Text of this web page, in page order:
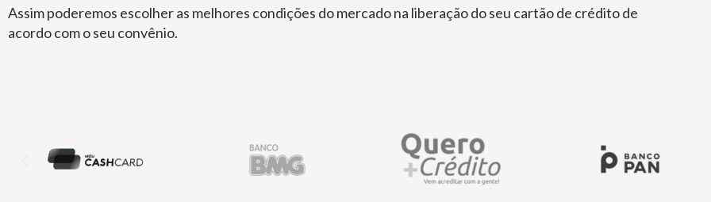
Assim poderemos escolher as melhores condições do mercado na liberação do seu cartão de crédito de
acordo com o seu convênio.